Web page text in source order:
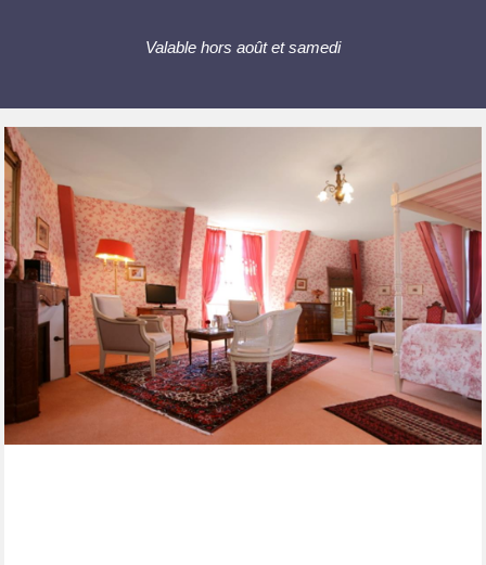
Valable hors août et samedi